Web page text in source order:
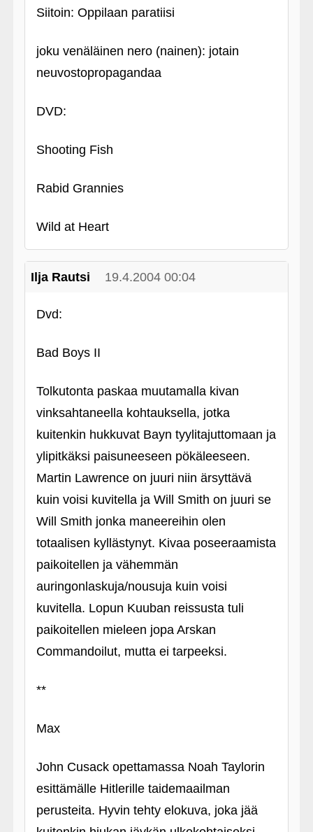
Siitoin: Oppilaan paratiisi
joku venäläinen nero (nainen): jotain
neuvostopropagandaa
DVD:
Shooting Fish
Rabid Grannies
Wild at Heart
Ilja Rautsi 19.4.2004 00:04
Dvd:
Bad Boys II
Tolkutonta paskaa muutamalla kivan
vinksahtaneella kohtauksella, jotka
kuitenkin hukkuvat Bayn tyylitajuttomaan ja
ylipitkäksi paisuneeseen pökäleeseen.
Martin Lawrence on juuri niin ärsyttävä
kuin voisi kuvitella ja Will Smith on juuri se
Will Smith jonka maneereihin olen
totaalisen kyllästynyt. Kivaa poseeraamista
paikoitellen ja vähemmän
auringonlaskuja/nousuja kuin voisi
kuvitella. Lopun Kuuban reissusta tuli
paikoitellen mieleen jopa Arskan
Commandoilut, mutta ei tarpeeksi.
**
Max
John Cusack opettamassa Noah Taylorin
esittämälle Hitlerille taidemaailman
perusteita. Hyvin tehty elokuva, joka jää